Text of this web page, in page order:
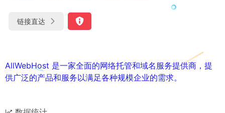
链接直达
AllWebHost 是一家全面的网络托管和域名服务提供商，提
供广泛的产品和服务以满足各种规模企业的需求。